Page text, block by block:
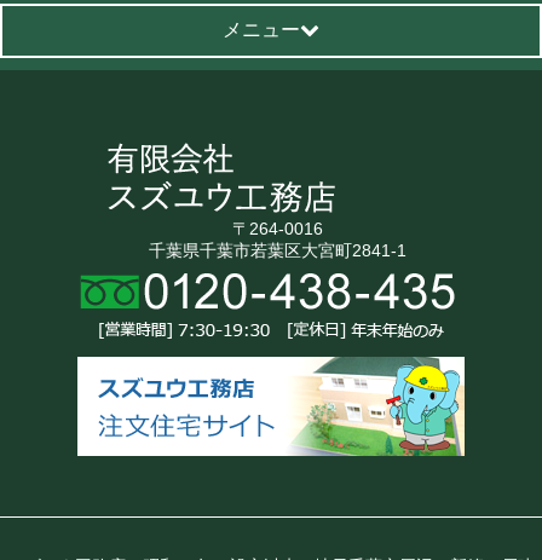
メニュー
〒264-0016
千葉県千葉市若葉区大宮町2841-1